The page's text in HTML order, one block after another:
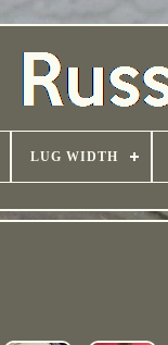
LUG WIDTH